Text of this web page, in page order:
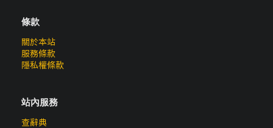
條款
關於本站
服務條款
隱私權條款
站內服務
查辭典